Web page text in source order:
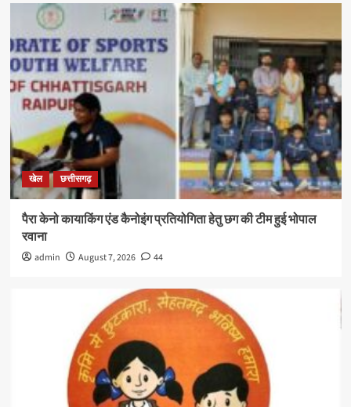
खेल छत्तीसगढ़
पैरा केनो कायाकिंग एंड कैनोइंग प्रतियोगिता हेतु छग की टीम हुई भोपाल
रवाना
admin August 7, 2026 44